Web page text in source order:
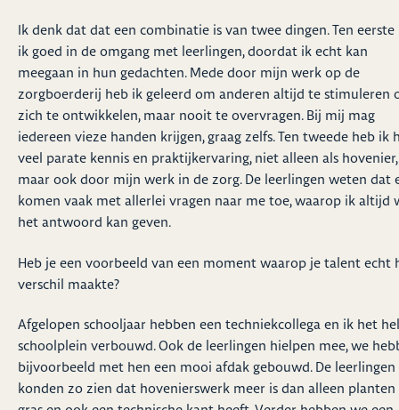
Ik denk dat dat een combinatie is van twee dingen. Ten eerste
ik goed in de omgang met leerlingen, doordat ik echt kan
meegaan in hun gedachten. Mede door mijn werk op de
zorgboerderij heb ik geleerd om anderen altijd te stimuleren
zich te ontwikkelen, maar nooit te overvragen. Bij mij mag
iedereen vieze handen krijgen, graag zelfs. Ten tweede heb ik
veel parate kennis en praktijkervaring, niet alleen als hovenier,
maar ook door mijn werk in de zorg. De leerlingen weten dat
komen vaak met allerlei vragen naar me toe, waarop ik altijd
het antwoord kan geven.
Heb je een voorbeeld van een moment waarop je talent echt
verschil maakte?
Afgelopen schooljaar hebben een techniekcollega en ik het
schoolplein verbouwd. Ook de leerlingen hielpen mee, we
bijvoorbeeld met hen een mooi afdak gebouwd. De leerlingen
konden zo zien dat hovenierswerk meer is dan alleen planten